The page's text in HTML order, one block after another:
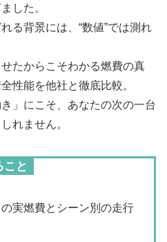
した。
る背景には、“数値”では測れ
たからこそわかる燃費の真
性能を他社と徹底比較。
」にこそ、あなたの次の一台
れません。
こと
実燃費とシーン別の走行